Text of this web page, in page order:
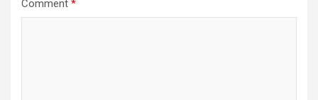
Comment *